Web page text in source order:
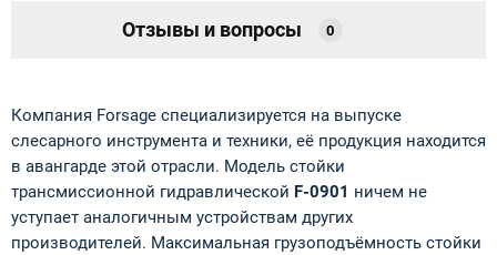
Отзывы и вопросы 0
Компания Forsage специализируется на выпуске
слесарного инструмента и техники, её продукция находится
в авангарде этой отрасли. Модель стойки
трансмиссионной гидравлической F-0901 ничем не
уступает аналогичным устройствам других
производителей. Максимальная грузоподъёмность стойки